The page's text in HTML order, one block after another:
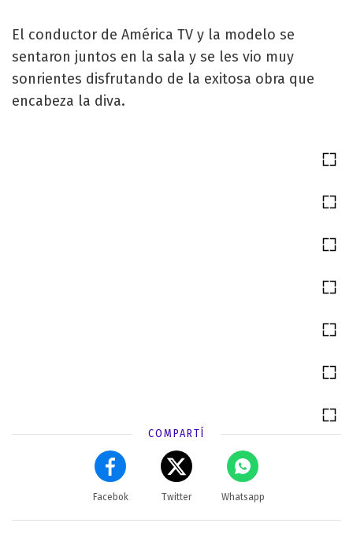
El conductor de América TV y la modelo se
sentaron juntos en la sala y se les vio muy
sonrientes disfrutando de la exitosa obra que
encabeza la diva.
COMPARTÍ
Facebok Twitter Whatsapp